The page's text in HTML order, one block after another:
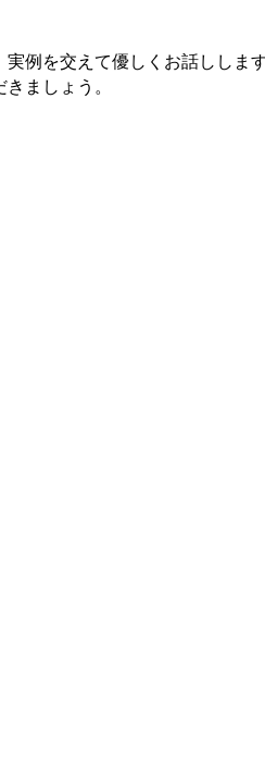
例を交えて優しくお話しします
ましょう。